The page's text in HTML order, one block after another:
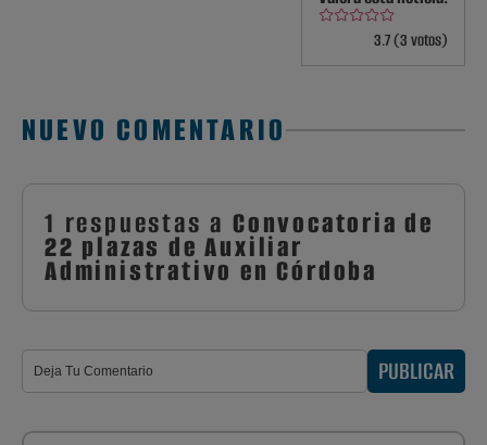
3.7 (3 votos)
NUEVO COMENTARIO
1 respuestas a Convocatoria de
22 plazas de Auxiliar
Administrativo en Córdoba
PUBLICAR